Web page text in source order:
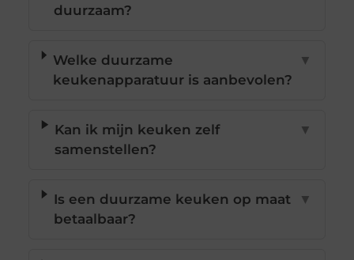
duurzaam?
Welke duurzame
keukenapparatuur is aanbevolen?
▼
Kan ik mijn keuken zelf
samenstellen?
▼
Is een duurzame keuken op maat
betaalbaar?
▼